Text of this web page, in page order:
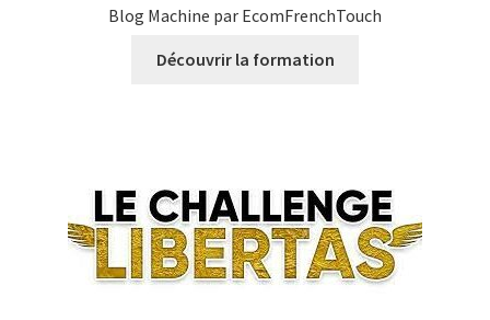
Blog Machine par EcomFrenchTouch
Découvrir la formation